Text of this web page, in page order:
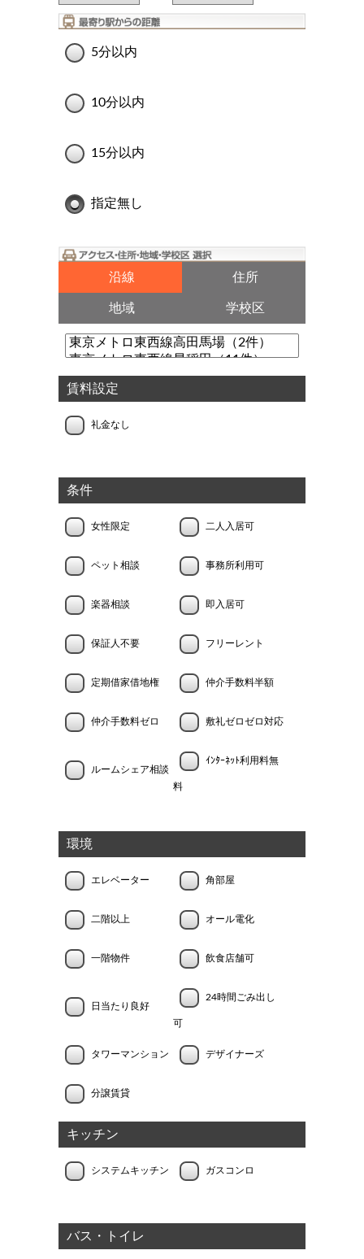
5分以内
10分以内
15分以内
指定無し
沿線 住所
地域 学校区
賃料設定
礼金なし
条件
女性限定 二人入居可
ペット相談 事務所利用可
楽器相談 即入居可
保証人不要 フリーレント
定期借家借地権 仲介手数料半額
仲介手数料ゼロ 敷礼ゼロゼロ対応
ルームシェア相談
ｲﾝﾀｰﾈｯﾄ利用料無
料
環境
エレベーター 角部屋
二階以上 オール電化
一階物件 飲食店舗可
日当たり良好
24時間ごみ出し
可
タワーマンション デザイナーズ
分譲賃貸
キッチン
システムキッチン ガスコンロ
バス・トイレ